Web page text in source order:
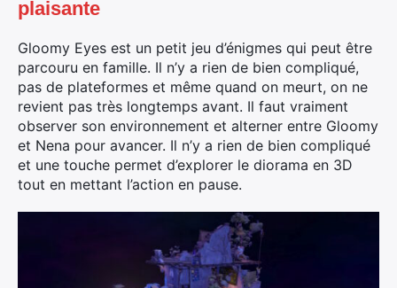
plaisante
Gloomy Eyes est un petit jeu d’énigmes qui peut être
parcouru en famille. Il n’y a rien de bien compliqué,
pas de plateformes et même quand on meurt, on ne
revient pas très longtemps avant. Il faut vraiment
observer son environnement et alterner entre Gloomy
et Nena pour avancer. Il n’y a rien de bien compliqué
et une touche permet d’explorer le diorama en 3D
tout en mettant l’action en pause.